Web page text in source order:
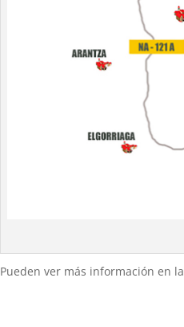
Pueden ver más información en la